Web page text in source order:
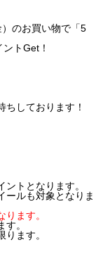
のお買い物で「5
トGet！
ちしております！
トとなります。
ールも対象となりま
ます。
。
ます。